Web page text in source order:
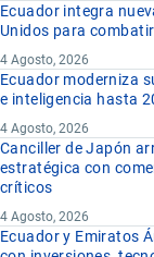
Ecuador integra
Unidos para
4 Agosto, 2026
Ecuador moderniza
e inteligencia hasta
4 Agosto, 2026
Canciller de Japón
estratégica con
críticos
4 Agosto, 2026
Ecuador y Emiratos